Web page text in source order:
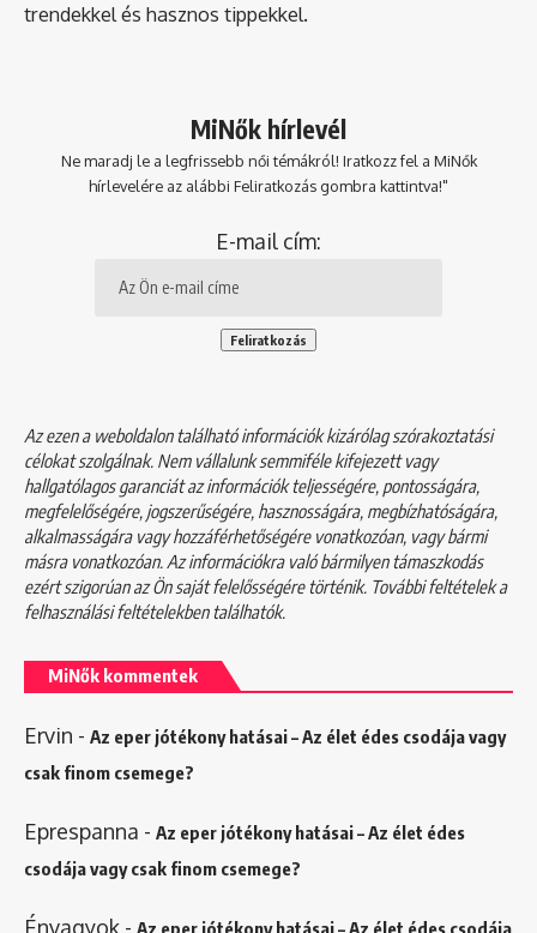
trendekkel és hasznos tippekkel.
MiNők hírlevél
Ne maradj le a legfrissebb női témákról! Iratkozz fel a MiNők
hírlevelére az alábbi Feliratkozás gombra kattintva!"
E-mail cím:
Az ezen a weboldalon található információk kizárólag szórakoztatási
célokat szolgálnak. Nem vállalunk semmiféle kifejezett vagy
hallgatólagos garanciát az információk teljességére, pontosságára,
megfelelőségére, jogszerűségére, hasznosságára, megbízhatóságára,
alkalmasságára vagy hozzáférhetőségére vonatkozóan, vagy bármi
másra vonatkozóan. Az információkra való bármilyen támaszkodás
ezért szigorúan az Ön saját felelősségére történik. További feltételek a
felhasználási feltételekbentalálhatók.
MiNők kommentek
Ervin - Az eper jótékony hatásai – Az élet édes csodája vagy
csak finom csemege?
Eprespanna - Az eper jótékony hatásai – Az élet édes
csodája vagy csak finom csemege?
Énvagyok - Az eper jótékony hatásai – Az élet édes csodája